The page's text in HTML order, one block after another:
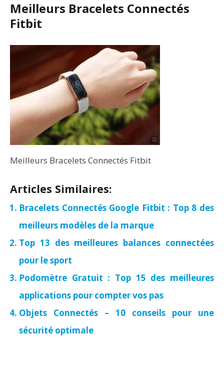
Meilleurs Bracelets Connectés
Fitbit
Meilleurs Bracelets Connectés Fitbit
Articles Similaires:
Bracelets Connectés Google Fitbit : Top 8 des
meilleurs modèles de la marque
Top 13 des meilleures balances connectées
pour le sport
Podomètre Gratuit : Top 15 des meilleures
applications pour compter vos pas
Objets Connectés – 10 conseils pour une
sécurité optimale